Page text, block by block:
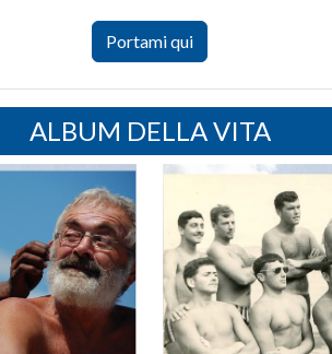
Portami qui
ALBUM DELLA VITA